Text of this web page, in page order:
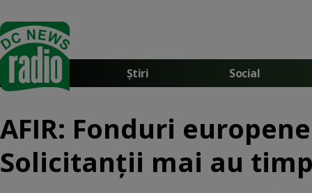
Știri Social
AFIR: Fonduri
Solicitanții mai au